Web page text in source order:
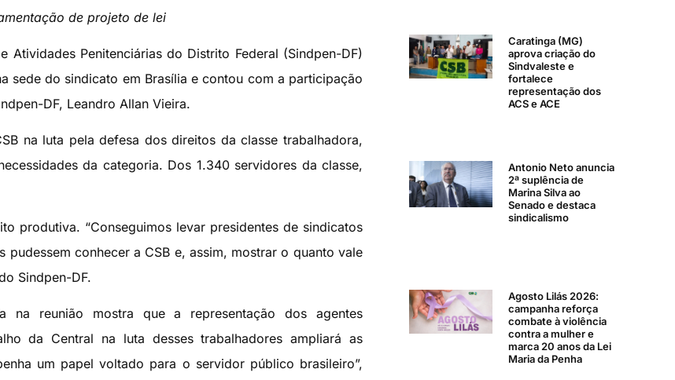
de projeto de lei
Penitenciárias do Distrito Federal (Sindpen-DF)
sede do sindicato em Brasília e contou com a participação
DF, Leandro Allan Vieira.
na luta pela defesa dos direitos da classe trabalhadora,
da categoria. Dos 1.340 servidores da classe,
produtiva. “Conseguimos levar presidentes de sindicatos
conhecer a CSB e, assim, mostrar o quanto vale
Sindpen-DF.
na reunião mostra que a representação dos agentes
da Central na luta desses trabalhadores ampliará as
um papel voltado para o servidor público brasileiro”,
Caratinga (MG)
aprova criação do
Sindvaleste e
fortalece
representação dos
ACS e ACE
Antonio Neto anuncia
2ª suplência de
Marina Silva ao
Senado e destaca
sindicalismo
Agosto Lilás 2026:
campanha reforça
combate à violência
contra a mulher e
marca 20 anos da Lei
Maria da Penha